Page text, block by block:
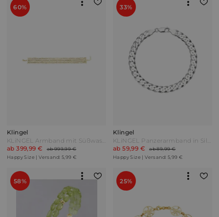
60%
Klingel
KLiNGEL Armband mit Süßwasser-Zuchtperlen Weiß
ab 399,99 €
ab 999,99 €
Happy Size | Versand: 5,99 €
33%
Klingel
KLiNGEL Panzerarmband in Silber 925 21 cm
ab 59,99 €
ab 89,99 €
Happy Size | Versand: 5,99 €
58% 25%